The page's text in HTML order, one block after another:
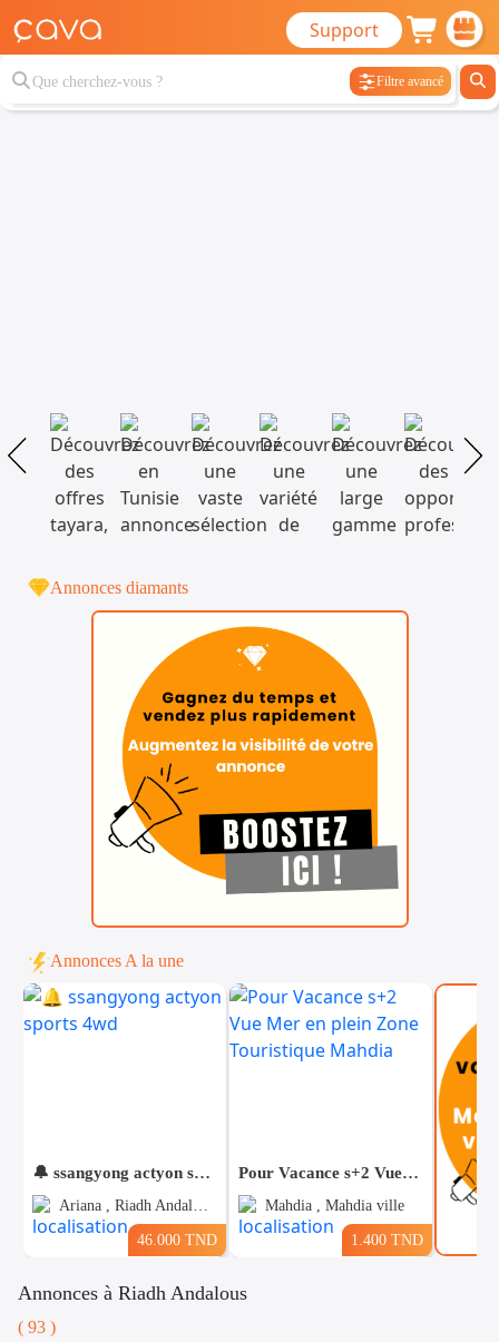
Support
Filtre avancé
Voitures
Annonces diamants
Annonces A la une
🔔 ssangyong actyon sports 4wd
Ariana , Riadh Andalous
46.000 TND
Pour Vacance s+2 Vue Mer en plein Zone Touristique Mahdia
Mahdia , Mahdia ville
1.400 TND
Annonces à Riadh Andalous
( 93 )